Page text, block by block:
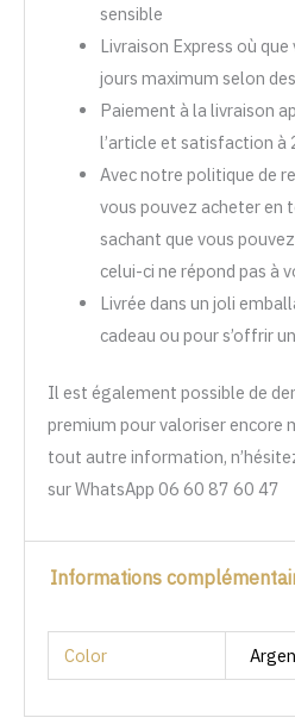
sensible
Livraison Express où
jours maximum selon
Paiement à la livraison
l’article et satisfaction à
Avec notre politique de
vous pouvez acheter en
sachant que vous
celui-ci ne répond pas à
Livrée dans un joli
cadeau ou pour s’offrir
Il est également possible de
premium pour valoriser encore
tout autre information,
sur WhatsApp 06 60 87 60 47
Informations
Color